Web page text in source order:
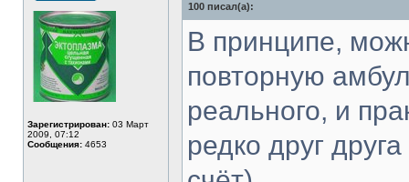
в
сети
Зарегистрирован: 03 Март
2009, 07:12
Сообщения: 4653
100 писал(а):
В принципе,
повторную
реального, и
редко друг